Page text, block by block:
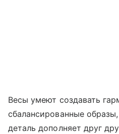
Весы умеют создавать
сбалансированные
деталь дополняет друг